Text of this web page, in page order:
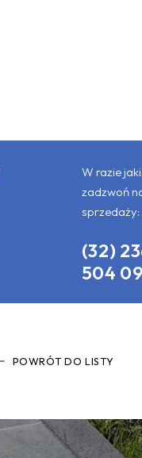
W razie
zadzwoń
sprzedaży:
(32)
504
POWRÓT DO LISTY